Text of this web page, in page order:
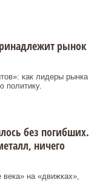
рынок
как лидеры рынка
политику.
без погибших.
ничего
на «движках»,